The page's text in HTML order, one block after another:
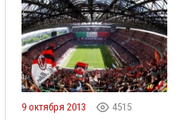
9 октября 2013 4515